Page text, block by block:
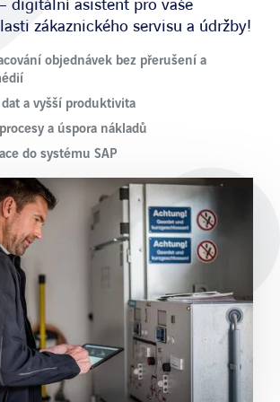
správu služeb v terénu
údržbu
inženýrství
digitální asistent pro vaše
zákaznického servisu a údržby!
objednávek bez přerušení a
dat a vyšší produktivita
a úspora nákladů
do systému SAP